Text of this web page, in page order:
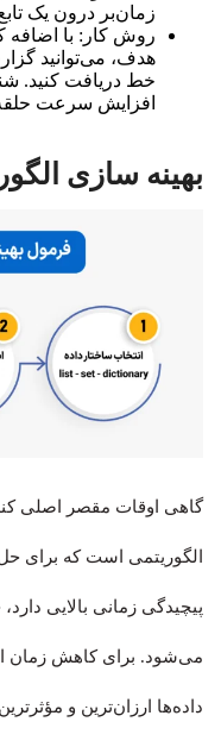
زمان‌بر درون یک
روش کار:
هدف، می‌توانید
خط دریافت کنید.
افزایش سرعت
بهینه سازی
گاهی اوقات مقصر اصلی
الگوریتمی است که برای
پیچیدگی زمانی بالایی
داده‌ها ارزان‌ترین و